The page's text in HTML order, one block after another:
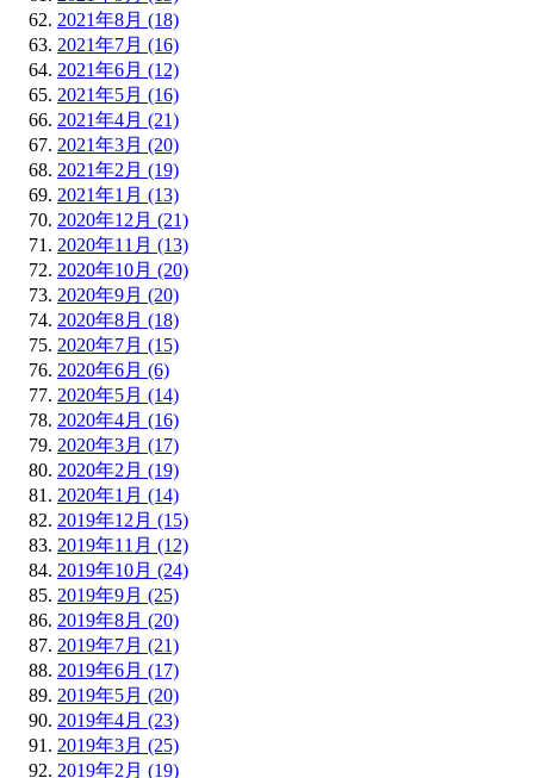
2021年8月 (18)
2021年7月 (16)
2021年6月 (12)
2021年5月 (16)
2021年4月 (21)
2021年3月 (20)
2021年2月 (19)
2021年1月 (13)
2020年12月 (21)
2020年11月 (13)
2020年10月 (20)
2020年9月 (20)
2020年8月 (18)
2020年7月 (15)
2020年6月 (6)
2020年5月 (14)
2020年4月 (16)
2020年3月 (17)
2020年2月 (19)
2020年1月 (14)
2019年12月 (15)
2019年11月 (12)
2019年10月 (24)
2019年9月 (25)
2019年8月 (20)
2019年7月 (21)
2019年6月 (17)
2019年5月 (20)
2019年4月 (23)
2019年3月 (25)
2019年2月 (19)